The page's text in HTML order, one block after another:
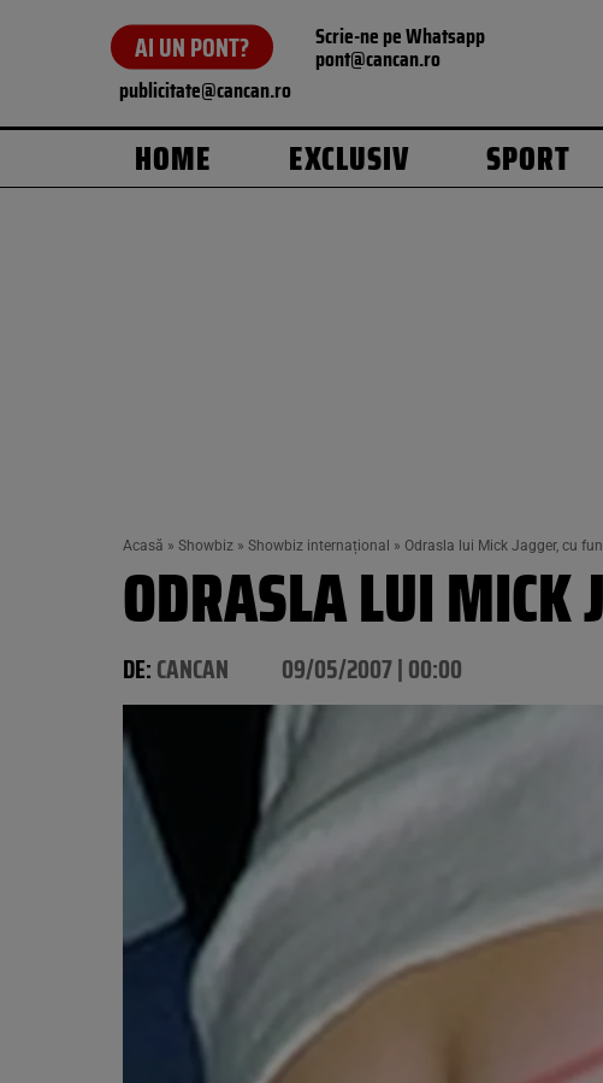
AI UN PONT? Scrie-ne pe Whatsapp
pont@cancan.ro
publicitate@cancan.ro
HOME EXCLUSIV SPORT
Acasă » Showbiz » Showbiz internațional » Odrasla lui Mick Jagger, cu
ODRASLA LUI MICK
DE:CANCAN 09/05/2007 | 00:00